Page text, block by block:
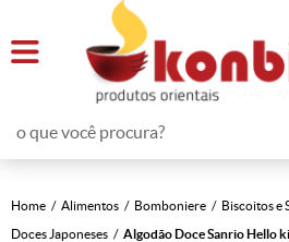
Home Alimentos Bomboniere
Biscoitos e
Doces Japoneses
Algodão Doce Sanrio Hello